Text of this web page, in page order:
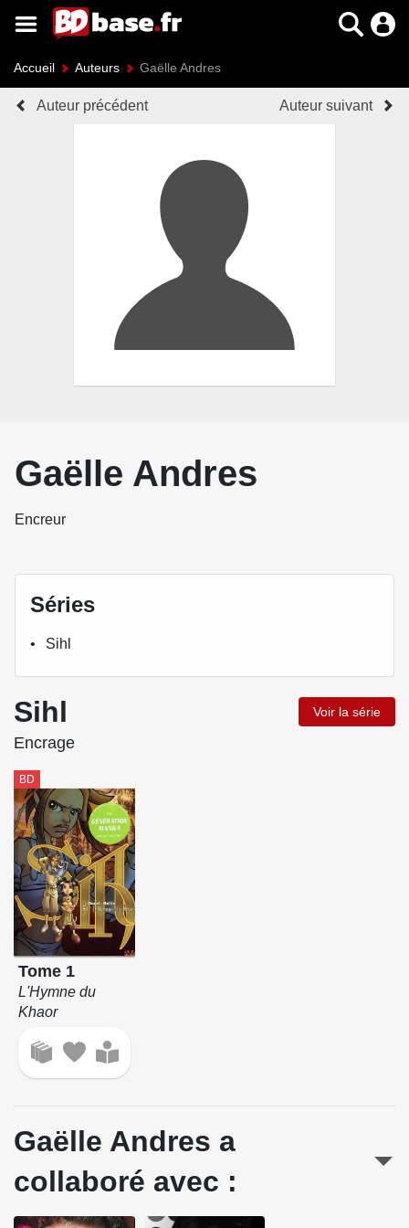
Accueil Auteurs Gaëlle Andres
Auteur précédent Auteur suivant
Gaëlle Andres
Encreur
Séries
Sihl
Sihl Voir la série
Encrage
BD
Tome 1
L'Hymne du
Khaor
Gaëlle Andres a
collaboré avec :